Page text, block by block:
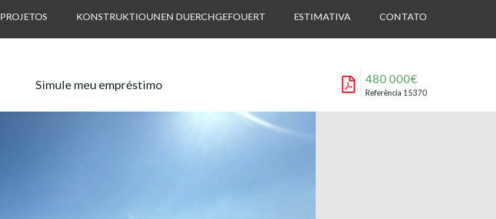
PROJETOS KONSTRUKTIOUNEN DUERCHGEFOUERT ESTIMATIVA CONTATO
Simule meu empréstimo 480 000€
Referência 15370